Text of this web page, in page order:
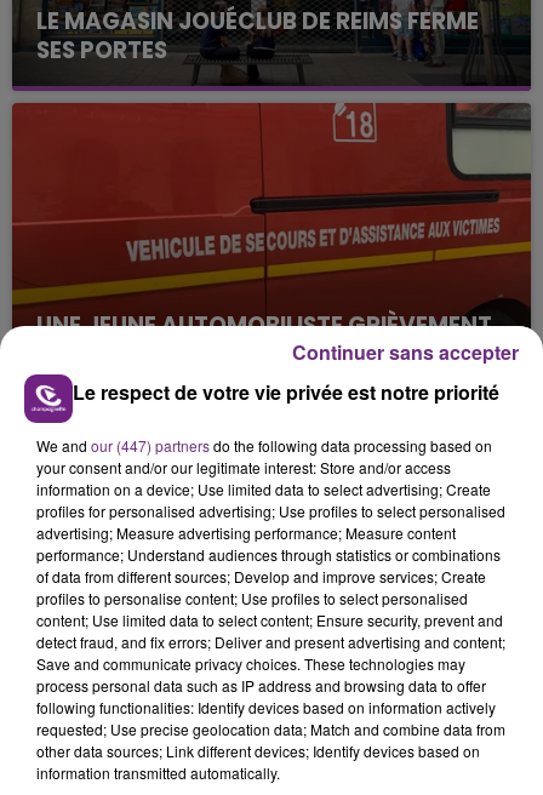
LE MAGASIN JOUÉCLUB DE REIMS FERME
SES PORTES
C'était l'une des institutions du centre-ville
rémois. Le magasin JouéClub est contraint de
UNE JEUNE AUTOMOBILISTE GRIÈVEMENT
Une automobiliste s'est retrouvée piégée dans
son véhicule après une collision avec un poids
lourd. Très grièvement blessée, la jeune femme
de 20 ans a été...
TITRES DIFFUSÉS
11h30
11h30
AMBRE
11h26
11h26
Le respect de votre vie privée est notre priorité
We and our (447) partnersdo the following data processing based on
your consent and/or our legitimate interest: Store and/or access
information on a device; Use limited data to select advertising; Create
profiles for personalised advertising; Use profiles to select personalised
advertising; Measure advertising performance; Measure content
performance; Understand audiences through statistics or combinations
of data from different sources; Develop and improve services; Create
profiles to personalise content; Use profiles to select personalised
content; Use limited data to select content; Ensure security, prevent and
detect fraud, and fix errors; Deliver and present advertising and content;
Save and communicate privacy choices. These technologies may
process personal data such as IP address and browsing data to offer
following functionalities: Identify devices based on information actively
requested; Use precise geolocation data; Match and combine data from
other data sources; Link different devices; Identify devices based on
information transmitted automatically.
Continuer sans accepter